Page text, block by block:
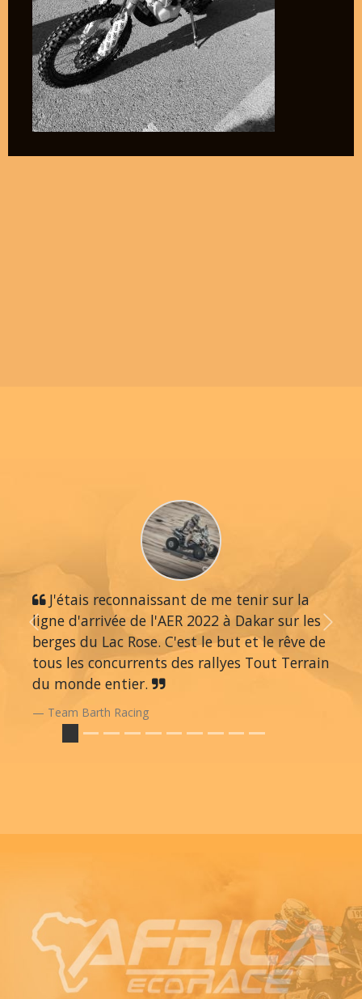
J'étais reconnaissant de me tenir sur la
ligne d'arrivée de l'AER 2022 à Dakar sur les
berges du Lac Rose. C'est le but et le rêve de
tous les concurrents des rallyes Tout Terrain
du monde entier.
Team Barth Racing
Previous Next